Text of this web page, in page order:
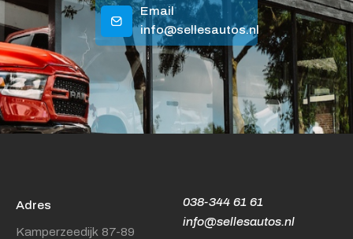
Email
info@sellesautos.nl
038-344 61 61
info@sellesautos.nl
Adres
Kamperzeedijk 87-89